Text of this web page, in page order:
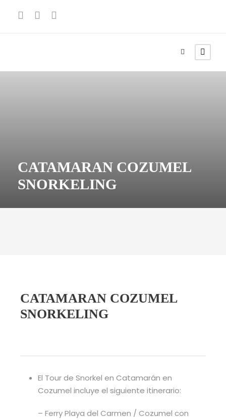
CATAMARAN COZUMEL
SNORKELING
CATAMARAN COZUMEL
SNORKELING
El Tour de Snorkel en Catamarán en
Cozumel incluye el siguiente itinerario:
– Ferry Playa del Carmen / Cozumel con